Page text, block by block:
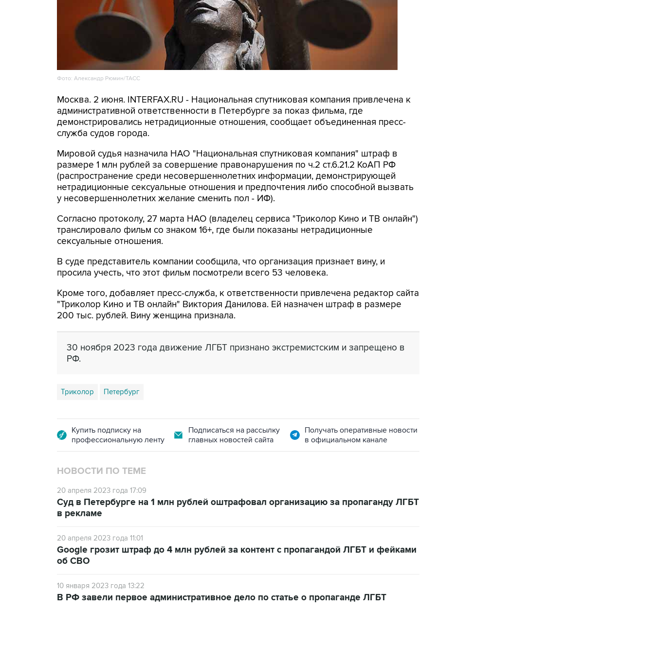
Фото: Александр Рюмин/ТАСС
Москва. 2 июня. INTERFAX.RU - Национальная спутниковая компания привлечена к
административной ответственности в Петербурге за показ фильма, где
демонстрировались нетрадиционные отношения, сообщает объединенная пресс-
служба судов города.
Мировой судья назначила НАО "Национальная спутниковая компания" штраф в
размере 1 млн рублей за совершение правонарушения по ч.2 ст.6.21.2 КоАП РФ
(распространение среди несовершеннолетних информации, демонстрирующей
нетрадиционные сексуальные отношения и предпочтения либо способной вызвать
у несовершеннолетних желание сменить пол - ИФ).
Согласно протоколу, 27 марта НАО (владелец сервиса "Триколор Кино и ТВ онлайн")
транслировало фильм со знаком 16+, где были показаны нетрадиционные
сексуальные отношения.
В суде представитель компании сообщила, что организация признает вину, и
просила учесть, что этот фильм посмотрели всего 53 человека.
Кроме того, добавляет пресс-служба, к ответственности привлечена редактор сайта
"Триколор Кино и ТВ онлайн" Виктория Данилова. Ей назначен штраф в размере
200 тыс. рублей. Вину женщина признала.
30 ноября 2023 года движение ЛГБТ признано экстремистским и запрещено в
РФ.
Триколор Петербург
Купить подписку на
профессиональную ленту
Подписаться на рассылку
главных новостей сайта
Получать оперативные новости
в официальном канале
НОВОСТИ ПО ТЕМЕ
20 апреля 2023 года 17:09
Суд в Петербурге на 1 млн рублей оштрафовал организацию за пропаганду ЛГБТ
в рекламе
20 апреля 2023 года 11:01
Google грозит штраф до 4 млн рублей за контент с пропагандой ЛГБТ и фейками
об СВО
10 января 2023 года 13:22
В РФ завели первое административное дело по статье о пропаганде ЛГБТ